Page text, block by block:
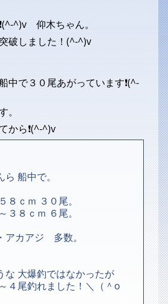
^)v 仰木ちゃん。
破しました！(^-^)v
中で３０尾あがっています❗(^-
。
から❗(^-^)v
船中で。
８ｃｍ ３０尾。
３８ｃｍ ６尾。
アカアジ 多数。
な 大爆釣ではなかったが
４尾釣れました！＼（＾o